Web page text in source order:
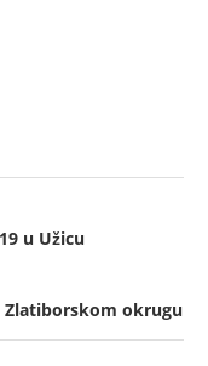
u Užicu
Zlatiborskom okrugu